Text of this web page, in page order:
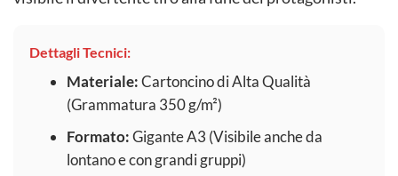
Dettagli Tecnici:
Materiale:Cartoncino di Alta Qualità
(Grammatura 350 g/m²)
Formato:Gigante A3 (Visibile anche da
lontano e con grandi gruppi)